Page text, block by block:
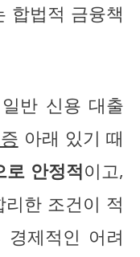
합법적 금융책
반 신용 대출
아래 있기 때
로 안정적이고,
한 조건이 적
제적인 어려